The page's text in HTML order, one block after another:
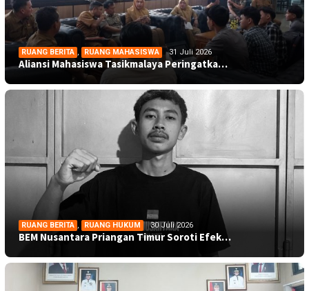
RUANG BERITA , RUANG MAHASISWA 31 Juli 2026
Aliansi Mahasiswa Tasikmalaya Peringatka…
RUANG BERITA , RUANG HUKUM 30 Juli 2026
BEM Nusantara Priangan Timur Soroti Efek…